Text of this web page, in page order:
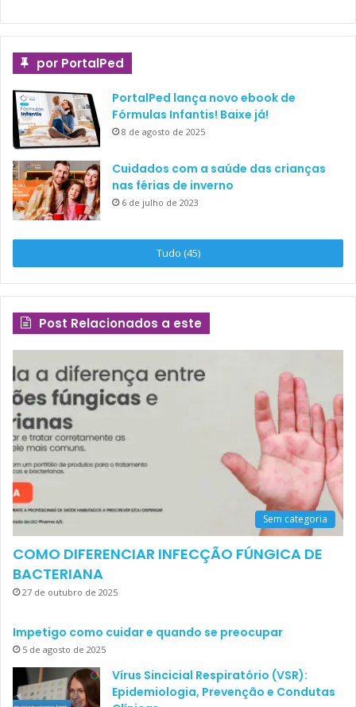
por PortalPed
PortalPed lança novo ebook de
Fórmulas Infantis! Baixe já!
8 de agosto de 2025
Cuidados com a saúde das crianças
nas férias de inverno
6 de julho de 2023
Tudo (45)
Post Relacionados a este
Sem categoria
COMO DIFERENCIAR INFECÇÃO FÚNGICA DE
BACTERIANA
27 de outubro de 2025
Impetigo como cuidar e quando se preocupar
5 de agosto de 2025
Vírus Sincicial Respiratório (VSR):
Epidemiologia, Prevenção e Condutas